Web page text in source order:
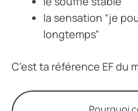
la sensation “je
longtemps”
C’est ta référence EF du